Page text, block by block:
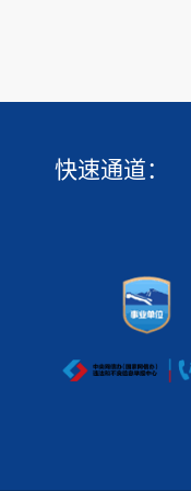
快速通道：